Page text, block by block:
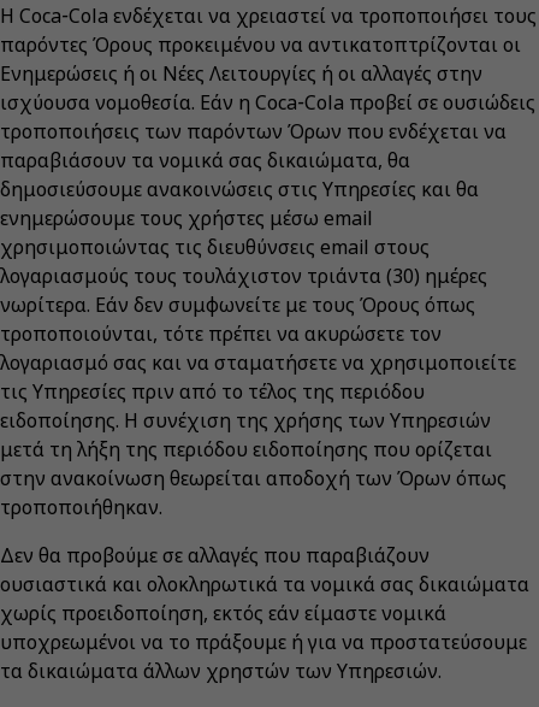
Η Coca‑Cola ενδέχεται να χρειαστεί να τροποποιήσει τους
παρόντες Όρους προκειμένου να αντικατοπτρίζονται οι
Ενημερώσεις ή οι Νέες Λειτουργίες ή οι αλλαγές στην
ισχύουσα νομοθεσία. Εάν η Coca‑Cola προβεί σε ουσιώδεις
τροποποιήσεις των παρόντων Όρων που ενδέχεται να
παραβιάσουν τα νομικά σας δικαιώματα, θα
δημοσιεύσουμε ανακοινώσεις στις Υπηρεσίες και θα
ενημερώσουμε τους χρήστες μέσω email
χρησιμοποιώντας τις διευθύνσεις email στους
λογαριασμούς τους τουλάχιστον τριάντα (30) ημέρες
νωρίτερα. Εάν δεν συμφωνείτε με τους Όρους όπως
τροποποιούνται, τότε πρέπει να ακυρώσετε τον
λογαριασμό σας και να σταματήσετε να χρησιμοποιείτε
τις Υπηρεσίες πριν από το τέλος της περιόδου
ειδοποίησης. Η συνέχιση της χρήσης των Υπηρεσιών
μετά τη λήξη της περιόδου ειδοποίησης που ορίζεται
στην ανακοίνωση θεωρείται αποδοχή των Όρων όπως
τροποποιήθηκαν.
Δεν θα προβούμε σε αλλαγές που παραβιάζουν
ουσιαστικά και ολοκληρωτικά τα νομικά σας δικαιώματα
χωρίς προειδοποίηση, εκτός εάν είμαστε νομικά
υποχρεωμένοι να το πράξουμε ή για να προστατεύσουμε
τα δικαιώματα άλλων χρηστών των Υπηρεσιών.